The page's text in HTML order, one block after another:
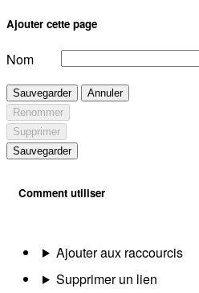
Ajouter cette page
Nom
Sauvegarder
Annuler
Renommer
Supprimer
Sauvegarder
Comment utiliser
Ajouter aux raccourcis
Supprimer un lien